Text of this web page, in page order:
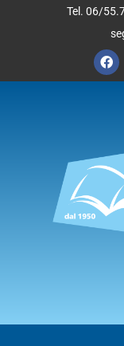
Tel. 06/